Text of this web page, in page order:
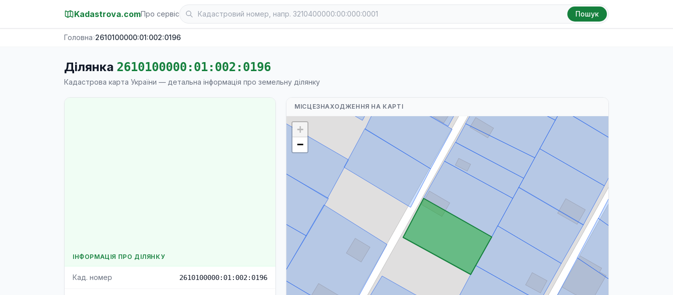
Kadastrova.comПро сервіс Пошук
Головна›2610100000:01:002:0196
Ділянка 2610100000:01:002:0196
Кадастрова карта України — детальна інформація про земельну ділянку
ІНФОРМАЦІЯ ПРО ДІЛЯНКУ
Кад. номер 2610100000:01:002:0196
МІСЦЕЗНАХОДЖЕННЯ НА КАРТІ
+
−